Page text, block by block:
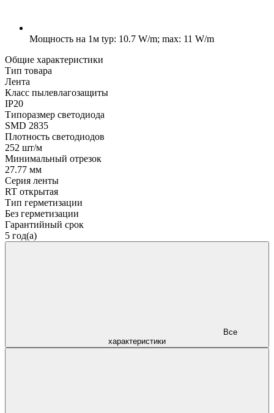
Мощность на 1м typ: 10.7 W/m; max: 11 W/m
Общие характеристики
Тип товара
Лента
Класс пылевлагозащиты
IP20
Типоразмер светодиода
SMD 2835
Плотность светодиодов
252 шт/м
Минимальный отрезок
27.77 мм
Серия ленты
RT открытая
Тип герметизации
Без герметизации
Гарантийный срок
5 год(а)
характеристики